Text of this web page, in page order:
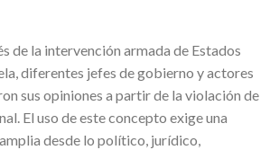
de la intervención armada de Estados
diferentes jefes de gobierno y actores
sus opiniones a partir de la violación de
El uso de este concepto exige una
desde lo político, jurídico,